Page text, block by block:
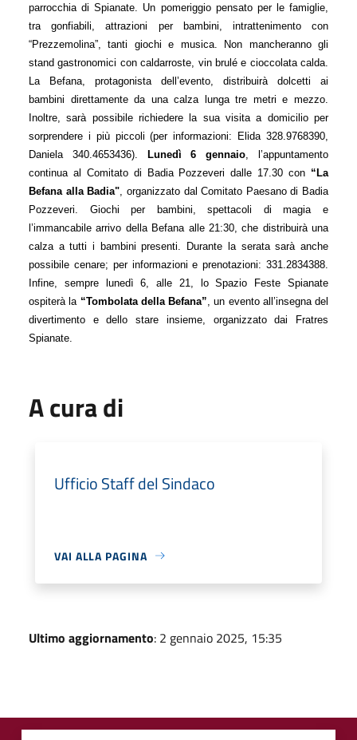
parrocchia di Spianate. Un pomeriggio pensato per le famiglie,
tra gonfiabili, attrazioni per bambini, intrattenimento con
“Prezzemolina”, tanti giochi e musica. Non mancheranno gli
stand gastronomici con caldarroste, vin brulé e cioccolata calda.
La Befana, protagonista dell’evento, distribuirà dolcetti ai
bambini direttamente da una calza lunga tre metri e mezzo.
Inoltre, sarà possibile richiedere la sua visita a domicilio per
sorprendere i più piccoli (per informazioni: Elida 328.9768390,
Daniela 340.4653436). Lunedì 6 gennaio , l’appuntamento
continua al Comitato di Badia Pozzeveri dalle 17.30 con “La
Befana alla Badia" , organizzato dal Comitato Paesano di Badia
Pozzeveri. Giochi per bambini, spettacoli di magia e
l’immancabile arrivo della Befana alle 21:30, che distribuirà una
calza a tutti i bambini presenti. Durante la serata sarà anche
possibile cenare; per informazioni e prenotazioni: 331.2834388.
Infine, sempre lunedì 6, alle 21, lo Spazio Feste Spianate
ospiterà la “Tombolata della Befana” , un evento all’insegna del
divertimento e dello stare insieme, organizzato dai Fratres
Spianate.
A cura di
Ufficio Staff del Sindaco
VAI ALLA PAGINA
Ultimo aggiornamento: 2 gennaio 2025, 15:35